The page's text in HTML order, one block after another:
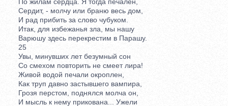
Сердит, - молчу или браню весь дом,
И рад прибить за слово чубуком.
Итак, для избежанья зла, мы нашу
Варюшу здесь перекрестим в Парашу.
25
Увы, минувших лет безумный сон
Со смехом повторить не смеет лира!
Живой водой печали окроплен,
Как труп давно застывшего вампира,
Грозя перстом, поднялся молча он,
И мысль к нему прикована... Ужели